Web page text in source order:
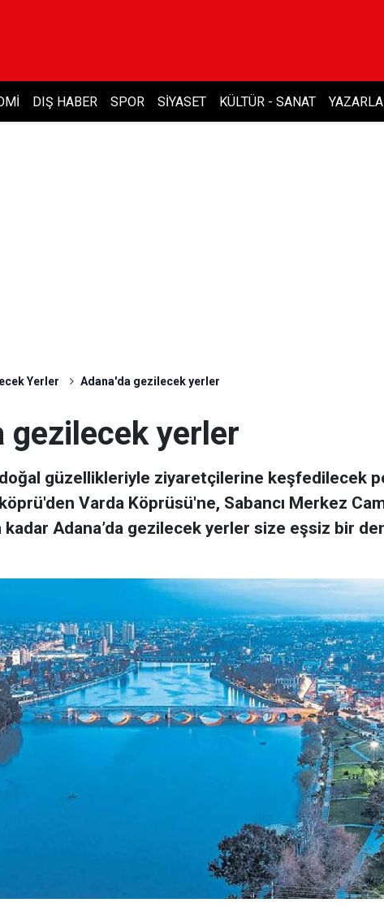
DIŞ HABER SPOR SIYASET KÜLTÜR - SANAT
Yerler Adana'da gezilecek yerler
gezilecek yerler
güzellikleriyle ziyaretçilerine keşfedilecek
Varda Köprüsü'ne, Sabancı Merkez
kadar Adana’da gezilecek yerler size eşsiz bir